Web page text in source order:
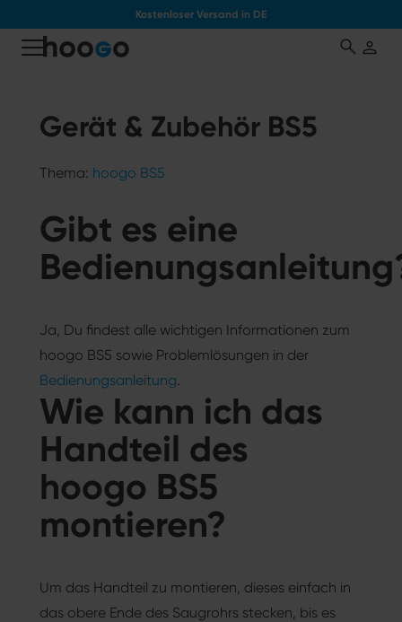
Kostenloser Versand in DE
Gerät & Zubehör BS5
Thema: hoogo BS5
Gibt es eine
Ja, Du findest alle wichtigen Informationen zum
hoogo BS5 sowie Problemlösungen in der
Bedienungsanleitung.
Wie kann ich das
Handteil des
hoogo BS5
montieren?
Um das Handteil zu montieren, dieses einfach in
das obere Ende des Saugrohrs stecken, bis es